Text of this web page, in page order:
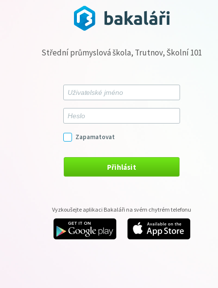
Střední průmyslová škola, Trutnov, Školní 101
Zapamatovat
Přihlásit
Vyzkoušejte aplikaci Bakaláři na svém chytrém telefonu